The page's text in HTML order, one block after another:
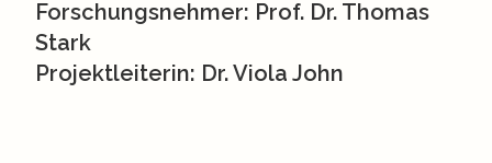
Forschungsnehmer: Prof. Dr. Thomas
Stark
Projektleiterin: Dr. Viola John